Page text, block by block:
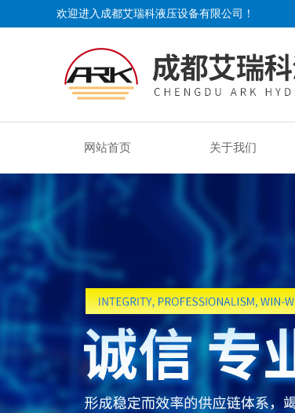
欢迎进入成都艾瑞科液压设备有限公司！
网站首页 关于我们